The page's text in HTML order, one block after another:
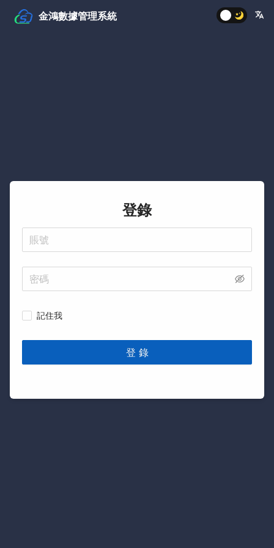
金鴻數據管理系統
登錄
記住我
登 錄